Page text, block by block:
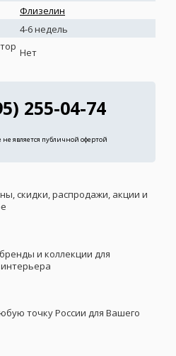
Флизелин
4-6 недель
Нет
255-04-74
является публичной офертой
скидки, распродажи, акции и
и коллекции для
точку России для Вашего